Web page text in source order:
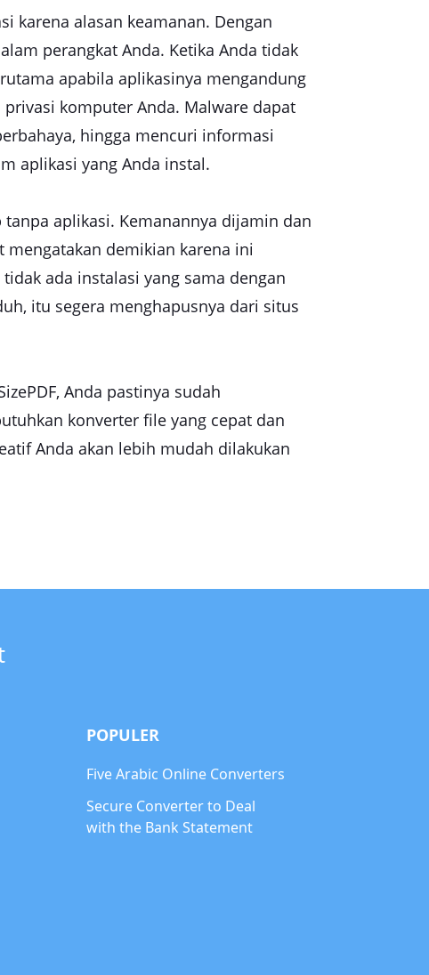
karena alasan keamanan. Dengan
perangkat Anda. Ketika Anda tidak
apabila aplikasinya mengandung
komputer Anda. Malware dapat
hingga mencuri informasi
aplikasi yang Anda instal.
tanpa aplikasi. Kemanannya dijamin dan
mengatakan demikian karena ini
ada instalasi yang sama dengan
itu segera menghapusnya dari situs
Anda pastinya sudah
konverter file yang cepat dan
Anda akan lebih mudah dilakukan
POPULER
Five Arabic Online Converters
Secure Converter to Deal
with the Bank Statement